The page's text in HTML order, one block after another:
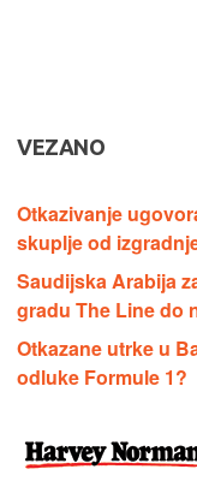
VEZANO
Otkazivanje
skuplje od
Saudijska Arabija
gradu The Line do
Otkazane utrke u
odluke Formule 1?